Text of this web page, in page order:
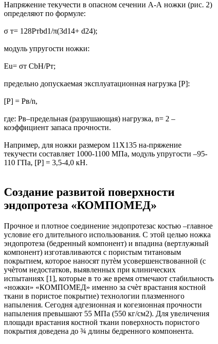
Напряжение текучести в опасном сечении А-А ножки (рис. 2)
определяют по формуле:
σ т= 128Pтbd1/π(3d14+ d24);
модуль упругости ножки:
Еu= σт CbH/Pт;
предельно допускаемая эксплуатационная нагрузка [Р]:
[Р] = Рв/n,
где: Рв–предельная (разрушающая) нагрузка, n= 2 –
коэффициент запаса прочности.
Например, для ножки размером 11Х135 на-пряжение
текучести составляет 1000-1100 МПа, модуль упругости –95-
110 ГПа, [Р] = 3,5-4,0 кН.
Создание развитой поверхности
эндопротеза «КОМПОМЕД»
Прочное и плотное соединение эндопротезас костью –главное
условие его длительного использования. С этой целью ножка
эндопротеза (бедренный компонент) и впадина (вертлужный
компонент) изготавливаются с пористым титановым
покрытием, которое наносят путѐм усовершенствованной (с
учѐтом недостатков, выявленных при клинических
испытаниях [1], которые в то же время отмечают стабильность
«ножки» «КОМПОМЕД» именно за счѐт врастания костной
ткани в пористое покрытие) технологии плазменного
напыления. Сегодня адгезионная и когезионная прочности
напыления превышают 55 МПа (550 кг/см2). Для увеличения
площади врастания костной ткани поверхность пористого
покрытия доведена до ¾ длины бедренного компонента.